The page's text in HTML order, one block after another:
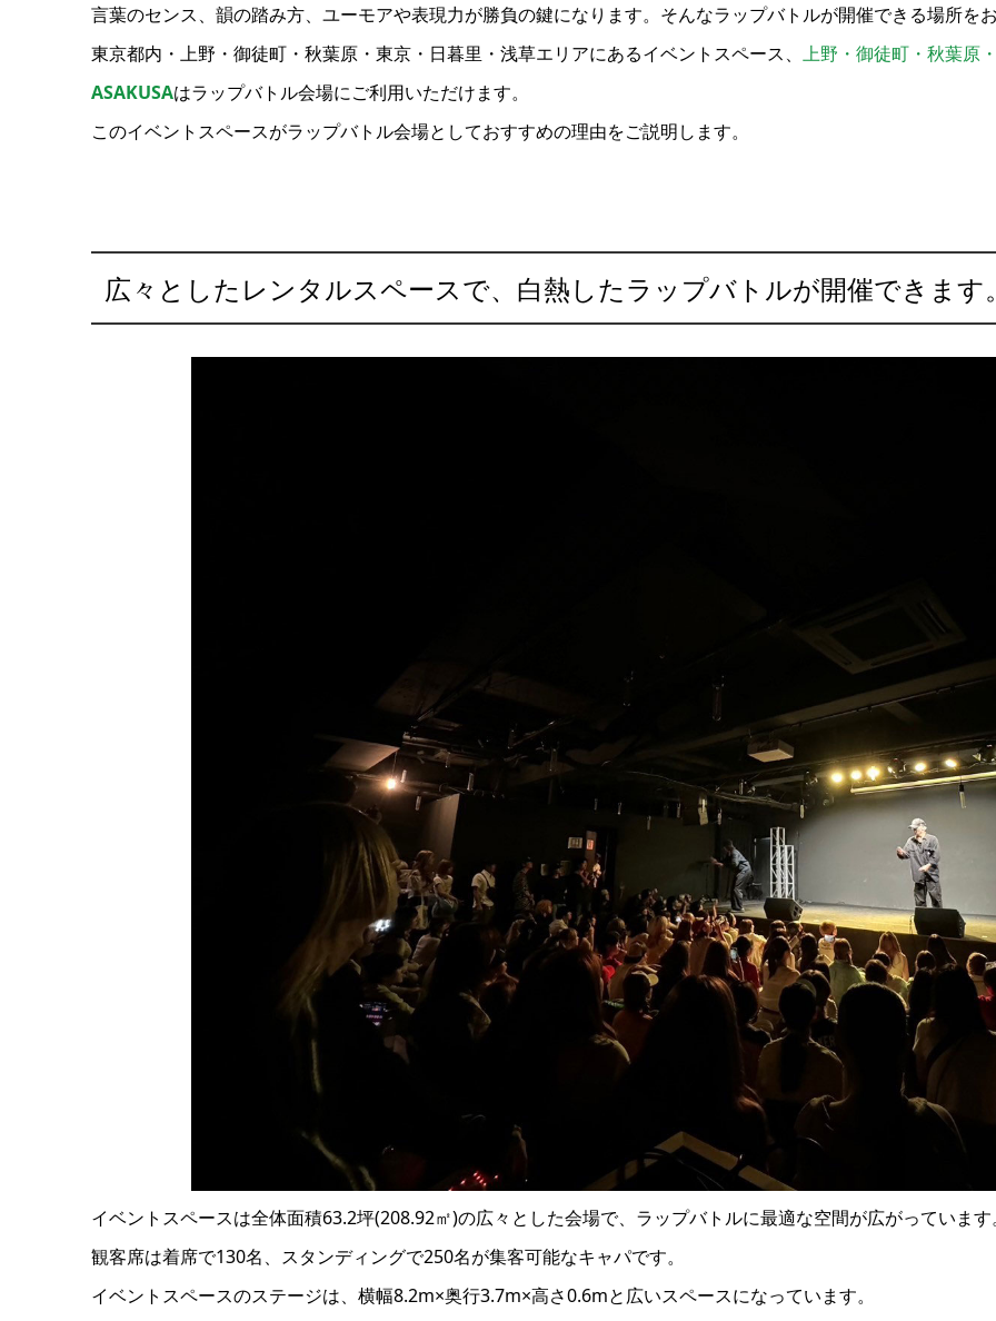
言葉のセンス、韻の踏み方、ユーモアや表現力が勝負の鍵になります。そんなラップバトルが開催できる場所を
東京都内・上野・御徒町・秋葉原・東京・日暮里・浅草エリアにあるイベントスペース、 上野・御徒町・秋葉原
ASAKUSAはラップバトル会場にご利用いただけます。
このイベントスペースがラップバトル会場としておすすめの理由をご説明します。
広々としたレンタルスペースで、白熱したラップバトルが開催できます
イベントスペースは全体面積63.2坪(208.92㎡)の広々とした会場で、ラップバトルに最適な空間が広がっています
観客席は着席で130名、スタンディングで250名が集客可能なキャパです。
イベントスペースのステージは、横幅8.2m×奥行3.7m×高さ0.6mと広いスペースになっています。